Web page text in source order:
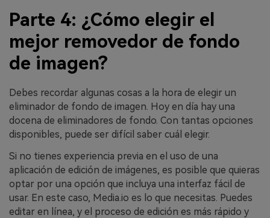
Parte 4: ¿Cómo elegir el
mejor removedor de fondo
de imagen?
Debes recordar algunas cosas a la hora de elegir un
eliminador de fondo de imagen. Hoy en día hay una
docena de eliminadores de fondo. Con tantas opciones
disponibles, puede ser difícil saber cuál elegir.
Si no tienes experiencia previa en el uso de una
aplicación de edición de imágenes, es posible que quieras
optar por una opción que incluya una interfaz fácil de
usar. En este caso, Media.io es lo que necesitas. Puedes
editar en línea, y el proceso de edición es más rápido y